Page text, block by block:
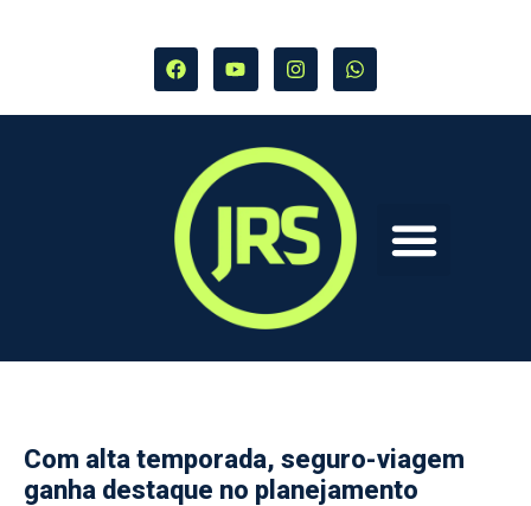
Com alta temporada, seguro-viagem
ganha destaque no planejamento